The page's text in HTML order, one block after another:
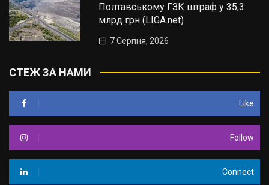
Полтавському ГЗК штраф у 35,3
млрд грн (LIGA.net)
7 Серпня, 2026
СТЕЖ ЗА НАМИ
Like
Follow
Connect